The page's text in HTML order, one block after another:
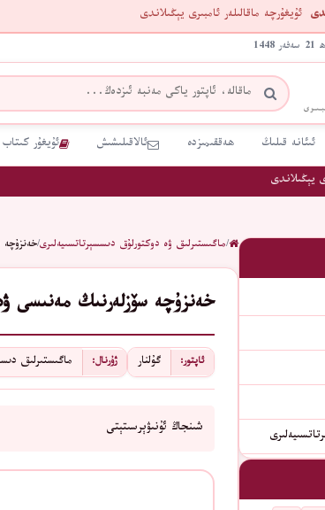
ئۇيغۇرچە ماقالىلەر ئامبىرى يېڭىلاندى
ئىئانە قىلىڭ ھەققىمىزدە ئالاقىلىشىش ئۇيغۇر
يېڭىلاندى
/ماگىستىرلىق ۋە دوكتورلۇق دىسسېرتاتسىيەلىرى/خەنزۇچە
خەنزۇچە سۆزلەرنىڭ مەنىسى
ئاپتور: گۇلنار ژۇرنال: ماگىستىرلىق
شىنجاڭ ئۇنىۋېرسىتېتى